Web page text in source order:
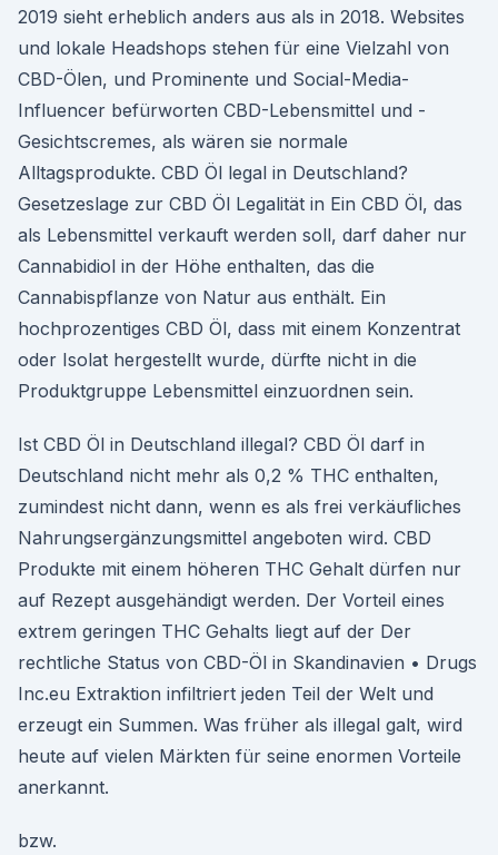
2019 sieht erheblich anders aus als in 2018. Websites
und lokale Headshops stehen für eine Vielzahl von
CBD-Ölen, und Prominente und Social-Media-
Influencer befürworten CBD-Lebensmittel und -
Gesichtscremes, als wären sie normale
Alltagsprodukte. CBD Öl legal in Deutschland?
Gesetzeslage zur CBD Öl Legalität in Ein CBD Öl, das
als Lebensmittel verkauft werden soll, darf daher nur
Cannabidiol in der Höhe enthalten, das die
Cannabispflanze von Natur aus enthält. Ein
hochprozentiges CBD Öl, dass mit einem Konzentrat
oder Isolat hergestellt wurde, dürfte nicht in die
Produktgruppe Lebensmittel einzuordnen sein.
Ist CBD Öl in Deutschland illegal? CBD Öl darf in
Deutschland nicht mehr als 0,2 % THC enthalten,
zumindest nicht dann, wenn es als frei verkäufliches
Nahrungsergänzungsmittel angeboten wird. CBD
Produkte mit einem höheren THC Gehalt dürfen nur
auf Rezept ausgehändigt werden. Der Vorteil eines
extrem geringen THC Gehalts liegt auf der Der
rechtliche Status von CBD-Öl in Skandinavien • Drugs
Inc.eu Extraktion infiltriert jeden Teil der Welt und
erzeugt ein Summen. Was früher als illegal galt, wird
heute auf vielen Märkten für seine enormen Vorteile
anerkannt.
bzw.